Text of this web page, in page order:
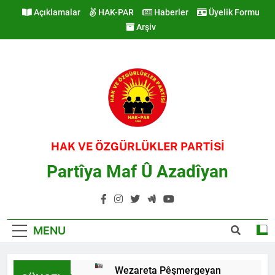
Açıklamalar HAK-PAR Haberler
Üyelik Formu
Arşiv
HAK VE ÖZGÜRLÜKLER PARTİSİ
Partîya Maf Û Azadîyan
MENU
Wezareta Pêşmergeyan